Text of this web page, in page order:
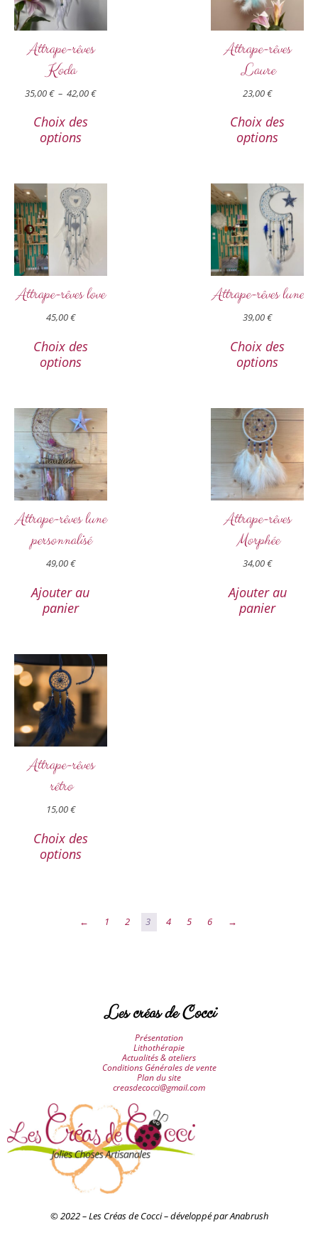
Attrape-rêves
Koda
35,00€ – 42,00€
Choix des
options
Attrape-rêves
Laure
23,00€
Choix des
options
Attrape-rêves love
45,00€
Choix des
options
Attrape-rêves lune
39,00€
Choix des
options
Attrape-rêves lune
personnalisé
49,00€
Ajouter au
panier
Attrape-rêves
Morphée
34,00€
Ajouter au
panier
Attrape-rêves
rétro
15,00€
Choix des
options
← 1 2 3 4 5 6 →
Les créas de Cocci
Présentation
Lithothérapie
Actualités & ateliers
Conditions Générales de vente
Plan du site
creasdecocci@gmail.com
© 2022 – Les Créas de Cocci – développé par Anabrush